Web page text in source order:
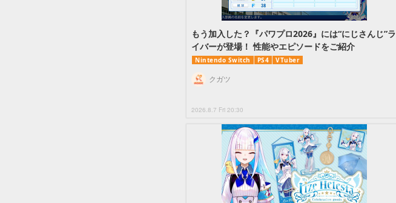
もう加入した？『パワプロ2026』には“にじさんじ”ラ
イバーが登場！ 性能やエピソードをご紹介
Nintendo Switch PS4 VTuber
2026.8.7 Fri 20:30
クガツ